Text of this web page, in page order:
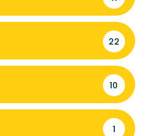
22
10
1